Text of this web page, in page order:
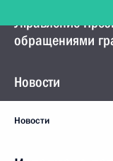
Управление
обращениями
Новости
Новости